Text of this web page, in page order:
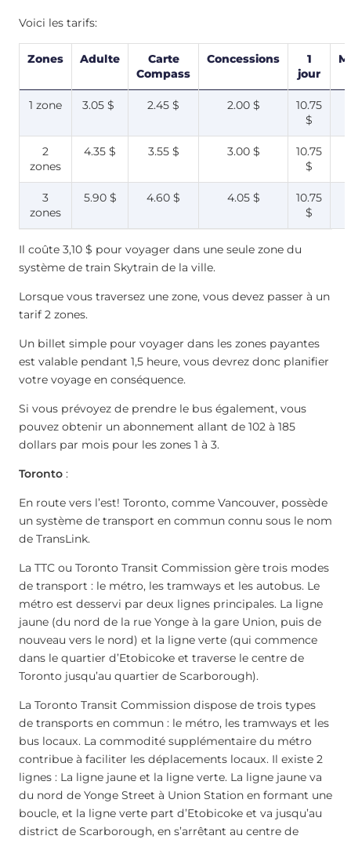
Voici les tarifs:
Zones Adulte
Carte
Compass
Concessions
1
jour
1 zone 3.05 $ 2.45 $ 2.00 $
10.75
$
2
zones
4.35 $ 3.55 $ 3.00 $
10.75
$
3
zones
5.90 $ 4.60 $ 4.05 $
10.75
$
Il coûte 3,10 $ pour voyager dans une seule zone du
système de train Skytrain de la ville.
Lorsque vous traversez une zone, vous devez passer à un
tarif 2 zones.
Un billet simple pour voyager dans les zones payantes
est valable pendant 1,5 heure, vous devrez donc planifier
votre voyage en conséquence.
Si vous prévoyez de prendre le bus également, vous
pouvez obtenir un abonnement allant de 102 à 185
dollars par mois pour les zones 1 à 3.
Toronto :
En route vers l’est! Toronto, comme Vancouver, possède
un système de transport en commun connu sous le nom
de TransLink.
La TTC ou Toronto Transit Commission gère trois modes
de transport : le métro, les tramways et les autobus. Le
métro est desservi par deux lignes principales. La ligne
jaune (du nord de la rue Yonge à la gare Union, puis de
nouveau vers le nord) et la ligne verte (qui commence
dans le quartier d’Etobicoke et traverse le centre de
Toronto jusqu’au quartier de Scarborough).
La Toronto Transit Commission dispose de trois types
de transports en commun : le métro, les tramways et les
bus locaux. La commodité supplémentaire du métro
contribue à faciliter les déplacements locaux. Il existe 2
lignes : La ligne jaune et la ligne verte. La ligne jaune va
du nord de Yonge Street à Union Station en formant une
boucle, et la ligne verte part d’Etobicoke et va jusqu’au
district de Scarborough, en s’arrêtant au centre de